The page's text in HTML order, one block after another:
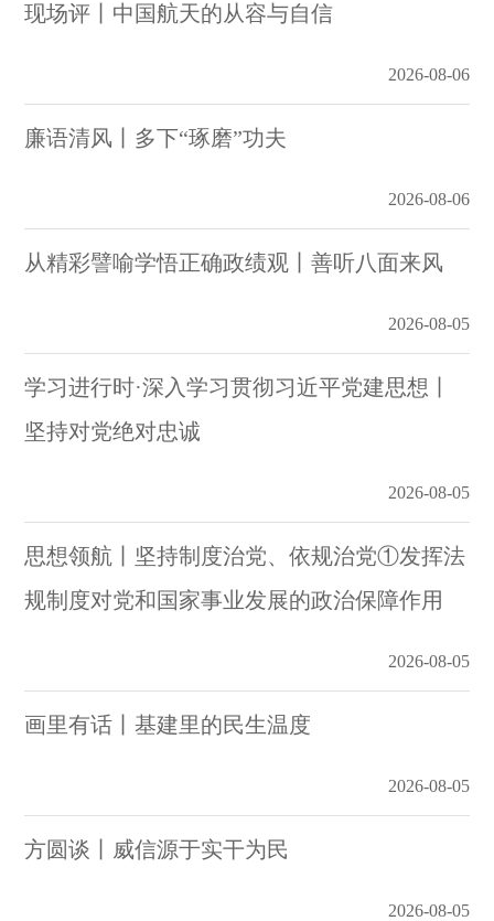
现场评丨中国航天的从容与自信
2026-08-06
廉语清风丨多下“琢磨”功夫
2026-08-06
从精彩譬喻学悟正确政绩观丨善听八面来风
2026-08-05
学习进行时·深入学习贯彻习近平党建思想丨
坚持对党绝对忠诚
2026-08-05
思想领航丨坚持制度治党、依规治党①发挥法
规制度对党和国家事业发展的政治保障作用
2026-08-05
画里有话丨基建里的民生温度
2026-08-05
方圆谈丨威信源于实干为民
2026-08-05